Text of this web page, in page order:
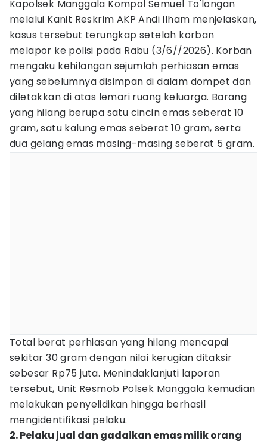
Kapolsek Manggala Kompol Semuel To'longan
melalui Kanit Reskrim AKP Andi Ilham menjelaskan,
kasus tersebut terungkap setelah korban
melapor ke polisi pada Rabu (3/6//2026). Korban
mengaku kehilangan sejumlah perhiasan emas
yang sebelumnya disimpan di dalam dompet dan
diletakkan di atas lemari ruang keluarga. Barang
yang hilang berupa satu cincin emas seberat 10
gram, satu kalung emas seberat 10 gram, serta
dua gelang emas masing-masing seberat 5 gram.
Total berat perhiasan yang hilang mencapai
sekitar 30 gram dengan nilai kerugian ditaksir
sebesar Rp75 juta. Menindaklanjuti laporan
tersebut, Unit Resmob Polsek Manggala kemudian
melakukan penyelidikan hingga berhasil
mengidentifikasi pelaku.
2. Pelaku jual dan gadaikan emas milik orang